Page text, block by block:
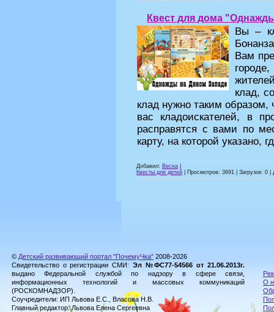
Квест для дома
Вы –
Вам
клад,
клад нужно таким
вас кладоискателей, в
расправятся с вами по
карту, на которой указано,
Добавил: Весна
Квесты для детей | Просмотров: 3691 | Загрузок: 0
© Детский развивающий портал "ПочемуЧка" 2008-2026
Свидетельство о регистрации СМИ: Эл №ФС77-54566 от 21.06.2013г.
выдано Федеральной службой по надзору в сфере связи,
информационных технологий и массовых коммуникаций
(РОСКОМНАДЗОР).
Соучредители: ИП Львова Е.С., Власова Н.В.
Главный редактор: Львова Елена Сергеевна
О